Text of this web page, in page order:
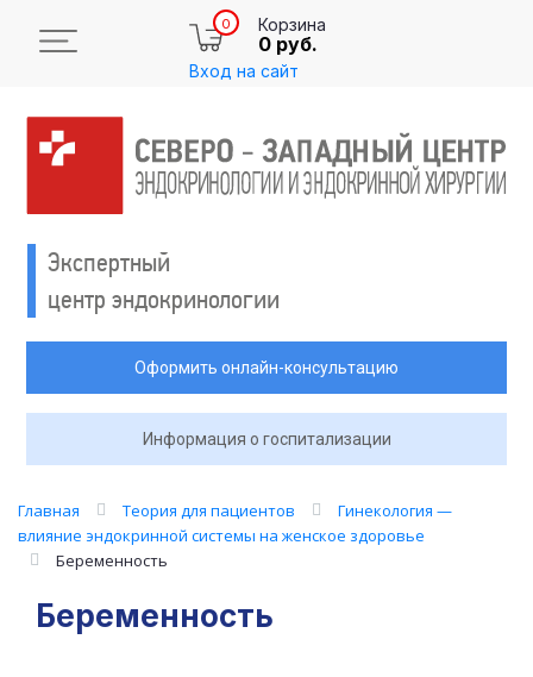
0 Корзина
0 руб.
Вход на сайт
Экспертный
центр эндокринологии
Оформить онлайн-консультацию
Информация о госпитализации
Главная Теория для пациентов
Гинекология —
влияние эндокринной системы на женское здоровье
Беременность
Беременность